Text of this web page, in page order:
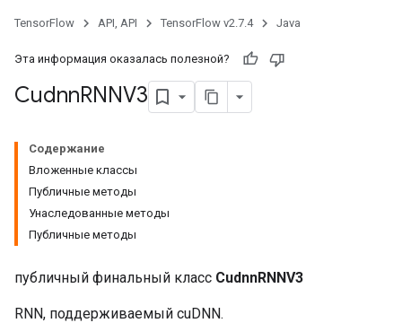
TensorFlow API, API TensorFlow v2.7.4 Java
Эта информация оказалась полезной?
CudnnRNNV3
Содержание
Вложенные классы
Публичные методы
Унаследованные методы
Публичные методы
публичный финальный класс CudnnRNNV3
RNN, поддерживаемый cuDNN.